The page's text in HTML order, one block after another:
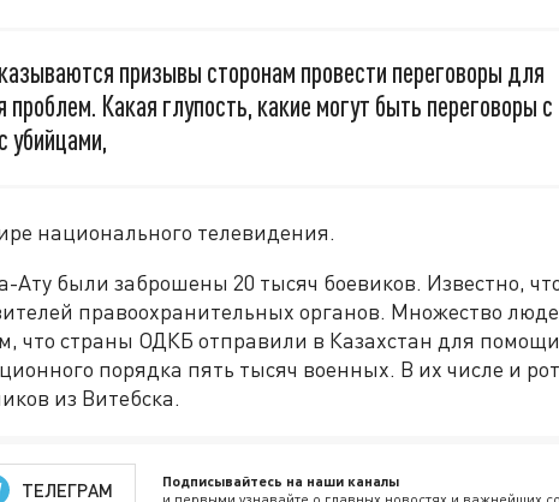
призывы сторонам провести переговоры для
проблем. Какая глупость, какие могут быть переговоры с
убийцами,
национального телевидения.
Ату были заброшены 20 тысяч боевиков. Известно,
правоохранительных органов. Множество
что страны ОДКБ отправили в Казахстан для
порядка пять тысяч военных. В их числе и
из Витебска.
ТЕЛЕГРАМ Подписывайтесь на наши каналы